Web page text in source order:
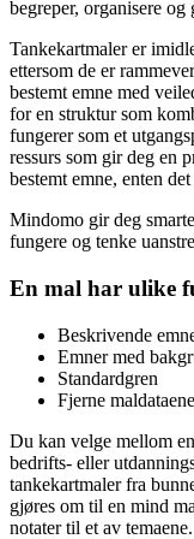
begreper, organisere og
Tankekartmaler er
ettersom de er
bestemt emne med
for en struktur som
fungerer som et
ressurs som gir deg en
bestemt emne, enten
Mindomo gir deg
fungere og tenke
En mal har ulike
Beskrivende
Emner med
Standardgren
Fjerne maldataene
Du kan velge mellom
bedrifts- eller
tankekartmaler fra
gjøres om til en mind
notater til et av temaene.